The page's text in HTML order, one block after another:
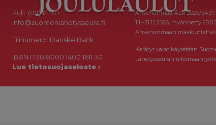
Puh. (09) 12 971
info@suomenlahetysseura.fi
Tilinumero: Danske Bank
IBAN FI38 8000 1400 1611 30
Lue tietosuojaseloste ›
Ahvenanmaa ÅLR 2025/5437,
1.1.–31.12.2026, myönnetty
Ahvenanmaan
Kerätyt varat käytetään
Lähetysseuran